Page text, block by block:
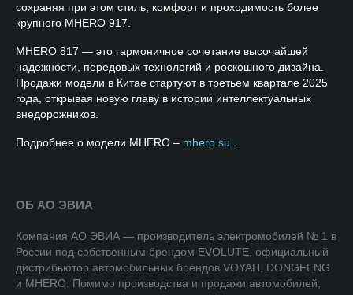
сохраняя при этом стиль, комфорт и проходимость более
крупного MHERO 917.
MHERO 817 — это гармоничное сочетание высочайшей
надежности, передовых технологий и роскошного дизайна.
Продажи модели в Китае стартуют в третьем квартале 2025
года, открывая новую главу в истории интеллектуальных
внедорожников.
Подробнее о модели MHERO – mhero.su
ОБ АО ЭВИА
Компания АО ЭВИА — производитель электромобилей № 1 в
России под собственным брендом EVOLUTE, официальный
дистрибьютор автомобильных брендов VOYAH, DONGFENG
и MHERO. Помимо производства и продажи автомобилей,